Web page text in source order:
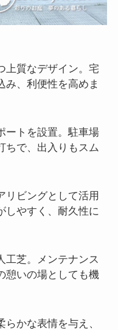
上質なデザイン。宅
み、利便性を高めま
ートを設置。駐車場
ちで、出入りもスム
リビングとして活用
しやすく、耐久性に
工芝。メンテナンス
憩いの場としても機
かな表情を与え、